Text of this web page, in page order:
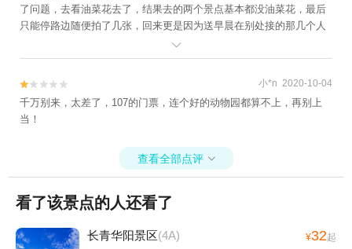
了问题，去看油菜花去了，结果去的两个景点基本都没油菜花，最后
只能停路边随便拍了几张，回来更是因为送早晨在别处接的那几个人
而因此把回城时间从3小时耽搁成了5个多小时，回家已经是十一点多
快十二点，一言难尽！


 小*n 2020-10-04
千万别来，太差了，107的门票，连个好的动物园都算不上，再别上
当！
查看全部点评 
看了该景点的人还看了
长青华阳景区(4A) ¥32起